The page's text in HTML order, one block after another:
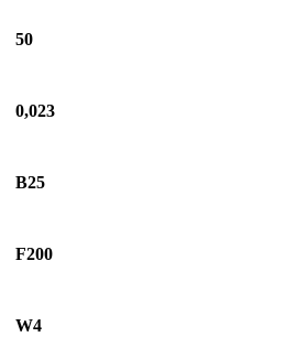
50
0,023
B25
F200
W4